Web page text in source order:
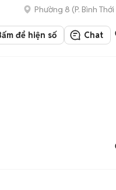
Phường 8 (P. Bình Thới
để hiện số Chat